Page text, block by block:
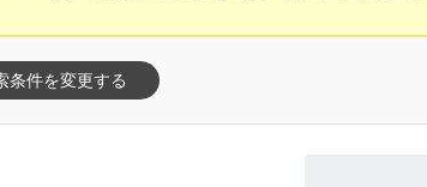
条件を変更する